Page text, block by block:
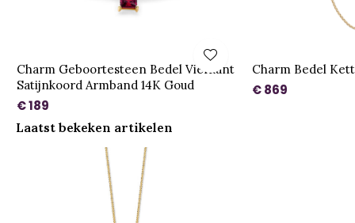
Charm Geboortesteen Bedel Vierkant
Satijnkoord Armband 14K Goud
€ 189
Charm Bedel
€ 869
Laatst bekeken artikelen